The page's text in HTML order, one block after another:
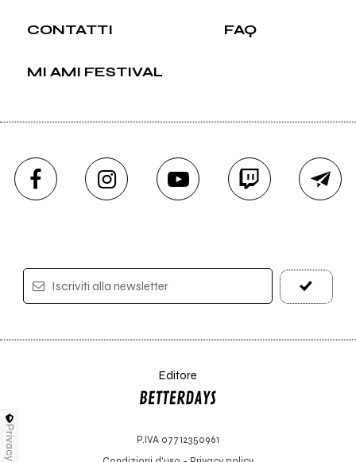
CONTATTI FAQ
MI AMI FESTIVAL
Iscriviti alla newsletter
Editore
P.IVA 07712350961
Privacy